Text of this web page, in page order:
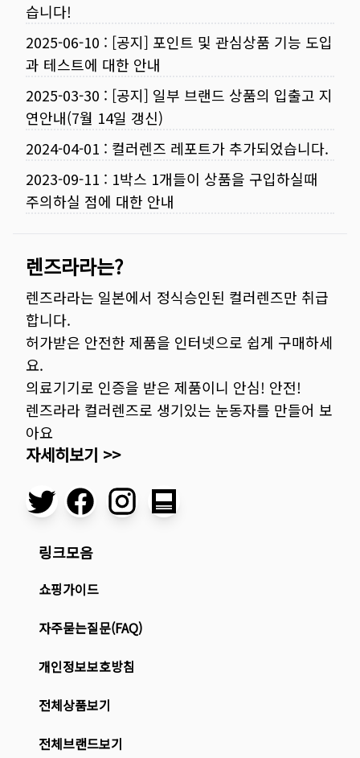
습니다!
2025-06-10 : [공지] 포인트 및 관심상품 기능 도입
과 테스트에 대한 안내
2025-03-30 : [공지] 일부 브랜드 상품의 입출고 지
연안내(7월 14일 갱신)
2024-04-01 : 컬러렌즈 레포트가 추가되었습니다.
2023-09-11 : 1박스 1개들이 상품을 구입하실때
주의하실 점에 대한 안내
렌즈라라는?
렌즈라라는 일본에서 정식승인된 컬러렌즈만 취급
합니다.
허가받은 안전한 제품을 인터넷으로 쉽게 구매하세
요.
의료기기로 인증을 받은 제품이니 안심! 안전!
렌즈라라 컬러렌즈로 생기있는 눈동자를 만들어 보
아요
자세히보기 >>
링크모음
쇼핑가이드
자주묻는질문(FAQ)
개인정보보호방침
전체상품보기
전체브랜드보기